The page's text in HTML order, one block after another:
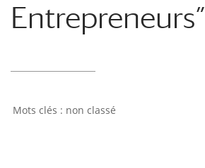
Entrepreneurs”
non classé